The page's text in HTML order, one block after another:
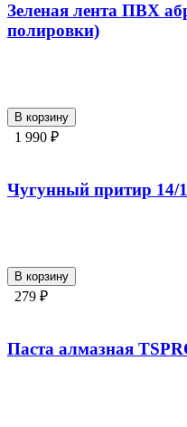
Зеленая лента ПВХ
полировки)
В корзину
1 990 ₽
Чугунный притир 14/
В корзину
279 ₽
Паста алмазная